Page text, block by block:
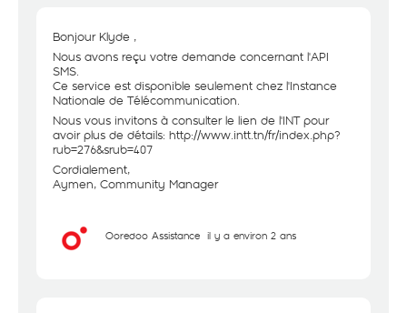
Bonjour Klyde ,
Nous avons reçu votre demande concernant l'API
SMS.
Ce service est disponible seulement chez l'Instance
Nationale de Télécommunication.
Nous vous invitons à consulter le lien de l'INT pour
avoir plus de détails: http://www.intt.tn/fr/index.php?
rub=276&srub=407
Cordialement,
Aymen, Community Manager
Ooredoo Assistance il y a environ 2 ans